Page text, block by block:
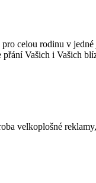
celou rodinu v
přání Vašich i Vašich
velkoplošné